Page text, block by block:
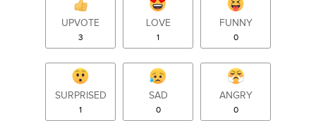
UPVOTE
3
LOVE
1
FUNNY
0
SURPRISED
1
SAD
0
ANGRY
0